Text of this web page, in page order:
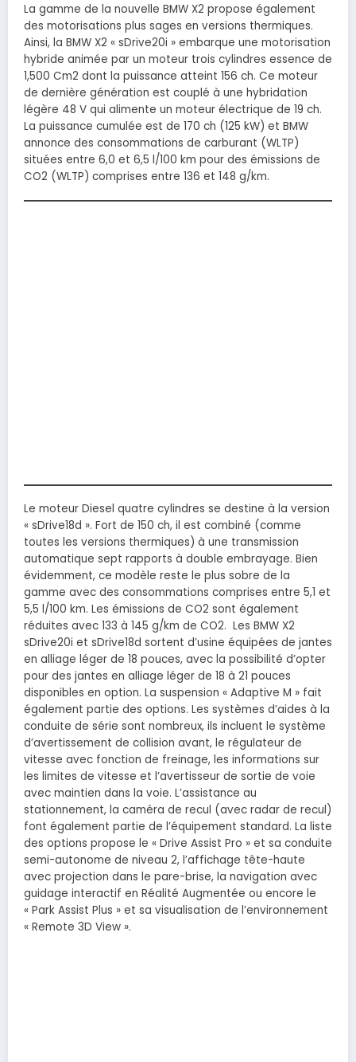
La gamme de la nouvelle BMW X2 propose également
des motorisations plus sages en versions thermiques.
Ainsi, la BMW X2 « sDrive20i » embarque une motorisation
hybride animée par un moteur trois cylindres essence de
1,500 Cm2 dont la puissance atteint 156 ch. Ce moteur
de dernière génération est couplé à une hybridation
légère 48 V qui alimente un moteur électrique de 19 ch.
La puissance cumulée est de 170 ch (125 kW) et BMW
annonce des consommations de carburant (WLTP)
situées entre 6,0 et 6,5 l/100 km pour des émissions de
CO2 (WLTP) comprises entre 136 et 148 g/km.
Le moteur Diesel quatre cylindres se destine à la version
« sDrive18d ». Fort de 150 ch, il est combiné (comme
toutes les versions thermiques) à une transmission
automatique sept rapports à double embrayage. Bien
évidemment, ce modèle reste le plus sobre de la
gamme avec des consommations comprises entre 5,1 et
5,5 l/100 km. Les émissions de CO2 sont également
réduites avec 133 à 145 g/km de CO2. Les BMW X2
sDrive20i et sDrive18d sortent d’usine équipées de jantes
en alliage léger de 18 pouces, avec la possibilité d’opter
pour des jantes en alliage léger de 18 à 21 pouces
disponibles en option. La suspension « Adaptive M » fait
également partie des options. Les systèmes d’aides à la
conduite de série sont nombreux, ils incluent le système
d’avertissement de collision avant, le régulateur de
vitesse avec fonction de freinage, les informations sur
les limites de vitesse et l’avertisseur de sortie de voie
avec maintien dans la voie. L’assistance au
stationnement, la caméra de recul (avec radar de recul)
font également partie de l’équipement standard. La liste
des options propose le « Drive Assist Pro » et sa conduite
semi-autonome de niveau 2, l’affichage tête-haute
avec projection dans le pare-brise, la navigation avec
guidage interactif en Réalité Augmentée ou encore le
« Park Assist Plus » et sa visualisation de l’environnement
« Remote 3D View ».